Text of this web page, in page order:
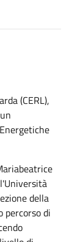
(CERL),
della
percorso di